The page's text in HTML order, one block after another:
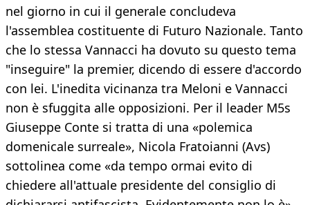
nel giorno in cui il generale concludeva
l'assemblea costituente di Futuro Nazionale. Tanto
che lo stessa Vannacci ha dovuto su questo tema
"inseguire" la premier, dicendo di essere d'accordo
con lei. L'inedita vicinanza tra Meloni e Vannacci
non è sfuggita alle opposizioni. Per il leader M5s
Giuseppe Conte si tratta di una «polemica
domenicale surreale», Nicola Fratoianni (Avs)
sottolinea come «da tempo ormai evito di
chiedere all'attuale presidente del consiglio di